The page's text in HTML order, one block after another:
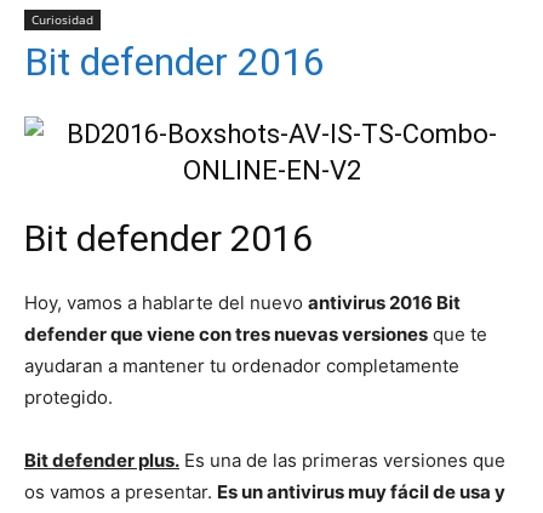
Curiosas
del
Curiosidad
Bit defender 2016
Bit defender 2016
Hoy, vamos a hablarte del nuevo antivirus 2016 Bit
defender que viene con tres nuevas versiones que te
ayudaran a mantener tu ordenador completamente
protegido.
Bit defender plus. Es una de las primeras versiones que
os vamos a presentar. Es un antivirus muy fácil de usa y